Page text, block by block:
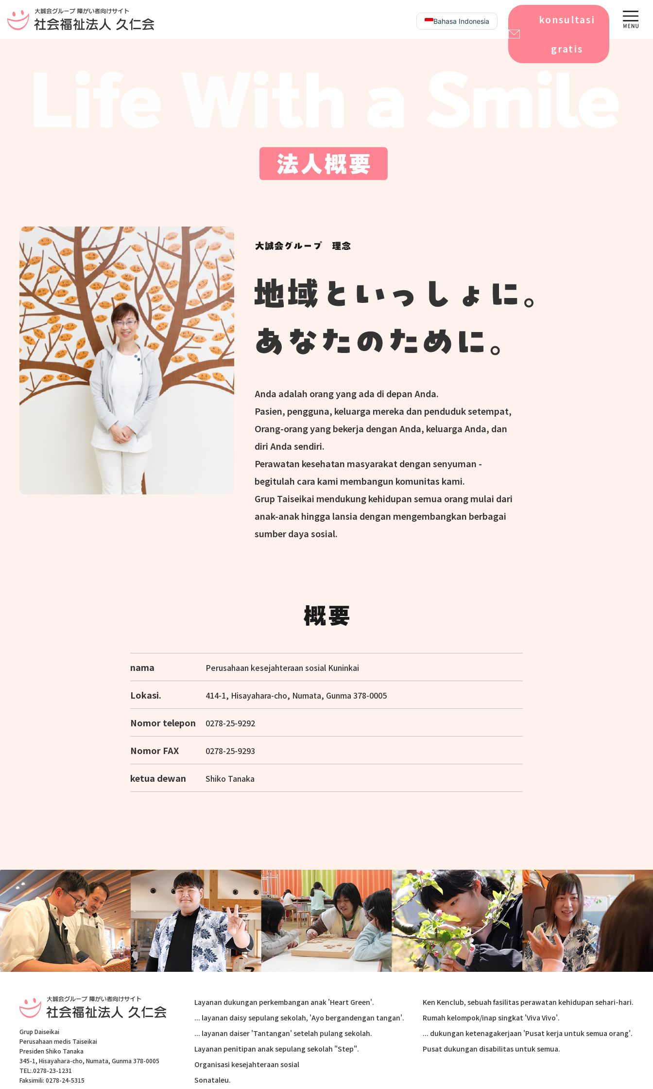
konsultasi
gratis
Anda adalah orang yang ada di depan Anda.
Pasien, pengguna, keluarga mereka dan penduduk setempat,
Orang-orang yang bekerja dengan Anda, keluarga Anda, dan
diri Anda sendiri.
Perawatan kesehatan masyarakat dengan senyuman -
begitulah cara kami membangun komunitas kami.
Grup Taiseikai mendukung kehidupan semua orang mulai dari
anak-anak hingga lansia dengan mengembangkan berbagai
sumber daya sosial.
nama Perusahaan kesejahteraan sosial Kuninkai
Lokasi. 414-1, Hisayahara-cho, Numata, Gunma 378-0005
Nomor telepon 0278-25-9292
Nomor FAX 0278-25-9293
ketua dewan Shiko Tanaka
Grup Daiseikai
Perusahaan medis Taiseikai
Presiden Shiko Tanaka
345-1, Hisayahara-cho, Numata, Gunma 378-0005
TEL:.0278-23-1231
Faksimili: 0278-24-5315
Layanan dukungan perkembangan anak 'Heart Green'.
... layanan daisy sepulang sekolah, 'Ayo bergandengan tangan'.
... layanan daiser 'Tantangan' setelah pulang sekolah.
Layanan penitipan anak sepulang sekolah "Step".
Ken Kenclub, sebuah fasilitas perawatan kehidupan sehari-hari.
Rumah kelompok/inap singkat 'Viva Vivo'.
... dukungan ketenagakerjaan 'Pusat kerja untuk semua orang'.
Pusat dukungan disabilitas untuk semua.
Organisasi kesejahteraan sosial
Sonataleu.
Bahasa Indonesia